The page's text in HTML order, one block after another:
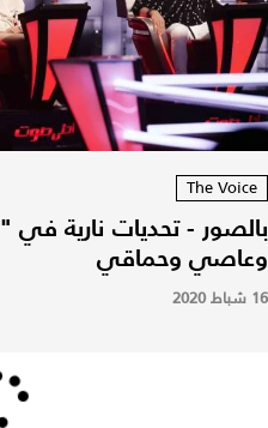
The Voice
بالصور - تحديات نارية
وعاصي وحماقي
16 شباط 2020